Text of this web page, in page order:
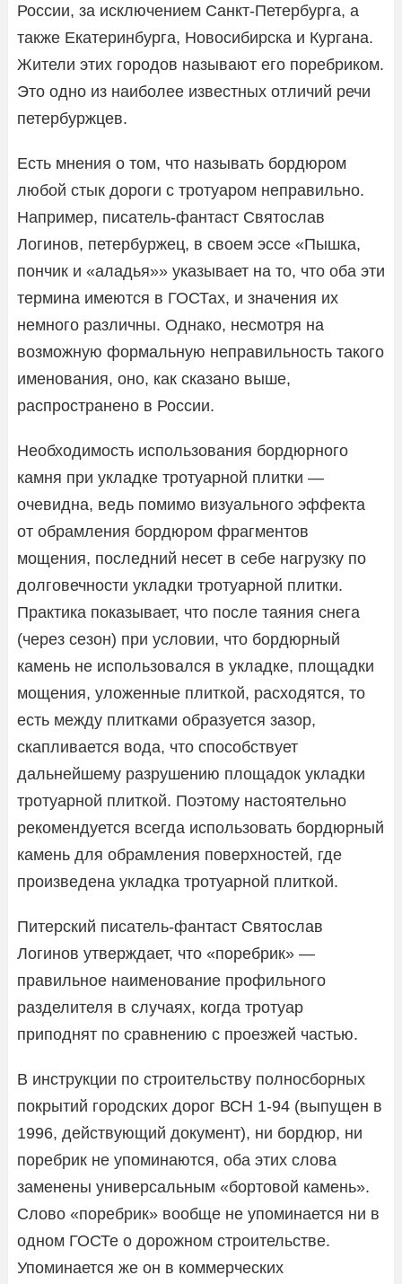
России, за исключением Санкт-Петербурга, а
также Екатеринбурга, Новосибирска и Кургана.
Жители этих городов называют его поребриком.
Это одно из наиболее известных отличий речи
петербуржцев.
Есть мнения о том, что называть бордюром
любой стык дороги с тротуаром неправильно.
Например, писатель-фантаст Святослав
Логинов, петербуржец, в своем эссе «Пышка,
пончик и «аладья»» указывает на то, что оба эти
термина имеются в ГОСТах, и значения их
немного различны. Однако, несмотря на
возможную формальную неправильность такого
именования, оно, как сказано выше,
распространено в России.
Необходимость использования бордюрного
камня при укладке тротуарной плитки —
очевидна, ведь помимо визуального эффекта
от обрамления бордюром фрагментов
мощения, последний несет в себе нагрузку по
долговечности укладки тротуарной плитки.
Практика показывает, что после таяния снега
(через сезон) при условии, что бордюрный
камень не использовался в укладке, площадки
мощения, уложенные плиткой, расходятся, то
есть между плитками образуется зазор,
скапливается вода, что способствует
дальнейшему разрушению площадок укладки
тротуарной плиткой. Поэтому настоятельно
рекомендуется всегда использовать бордюрный
камень для обрамления поверхностей, где
произведена укладка тротуарной плиткой.
Питерский писатель-фантаст Святослав
Логинов утверждает, что «поребрик» —
правильное наименование профильного
разделителя в случаях, когда тротуар
приподнят по сравнению с проезжей частью.
В инструкции по строительству полносборных
покрытий городских дорог ВСН 1-94 (выпущен в
1996, действующий документ), ни бордюр, ни
поребрик не упоминаются, оба этих слова
заменены универсальным «бортовой камень».
Слово «поребрик» вообще не упоминается ни в
одном ГОСТе о дорожном строительстве.
Упоминается же он в коммерческих